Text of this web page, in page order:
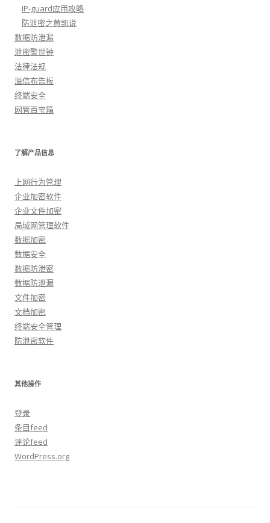
IP-guard应用攻略
防泄密之黄凯说
数据防泄漏
泄密警世钟
法律法规
溢信布告板
终端安全
网管百宝箱
了解产品信息
上网行为管理
企业加密软件
企业文件加密
局域网管理软件
数据加密
数据安全
数据防泄密
数据防泄漏
文件加密
文档加密
终端安全管理
防泄密软件
其他操作
登录
条目feed
评论feed
WordPress.org